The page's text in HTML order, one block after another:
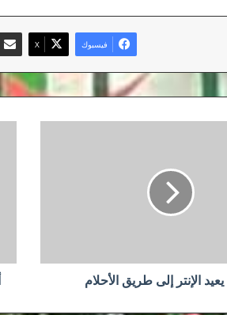
فيسبوك ‫X
الإنتر إلى طريق الأحلام